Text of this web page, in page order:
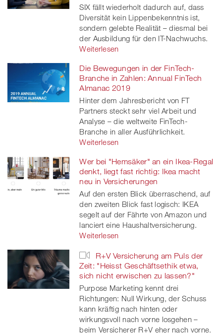
SIX fällt wiederholt dadurch auf, dass
Diversität kein Lippenbekenntnis ist,
sondern gelebte Realität – diesmal bei
der Ausbildung für den IT-Nachwuchs.
Weiterlesen
Die Bewegungen in der FinTech-
Branche in Zahlen: Annual FinTech
Almanac 2019
Hinter dem Jahresbericht von FT
Partners steckt sehr viel Arbeit und
Analyse – die weltweite FinTech-
Branche in aller Ausführlichkeit.
Weiterlesen
Wer bei "Hemsäker" an ein Ikea-Regal
denkt, liegt fast richtig: Ikea macht
neu in Versicherungen
Auf den ersten Blick überraschend, auf
den zweiten Blick fast logisch: IKEA
segelt auf der Fährte von Amazon und
lanciert eine Haushaltversicherung.
Weiterlesen
R+V Versicherung am Puls der
Zeit: "Heisst Geschäftsethik etwa,
sich nicht erwischen zu lassen?"
Purpose Marketing kennt drei
Richtungen: Null Wirkung, der Schuss
kann kräftig nach hinten oder
wirkungsvoll nach vorne losgehen –
beim Versicherer R+V eher nach vorne.